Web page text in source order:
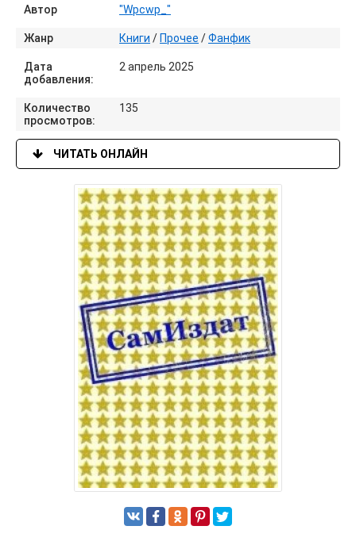
Автор "Wpcwp_"
Жанр Книги / Прочее /Фанфик
Дата
добавления:
2 апрель 2025
Количество
просмотров:
135
ЧИТАТЬ ОНЛАЙН